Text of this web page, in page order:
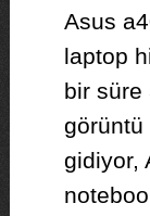
Asus
laptop
bir süre
görüntü
gidiyor,